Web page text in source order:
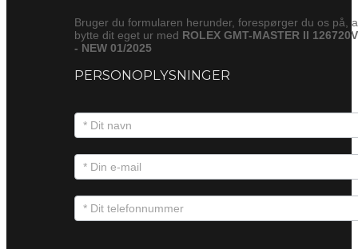
Bruger du formularen herunder, forespørger du os på,
bytte dit eget ur med ROLEX GMT-MASTER II
- NEW 01/2025
PERSONOPLYSNINGER